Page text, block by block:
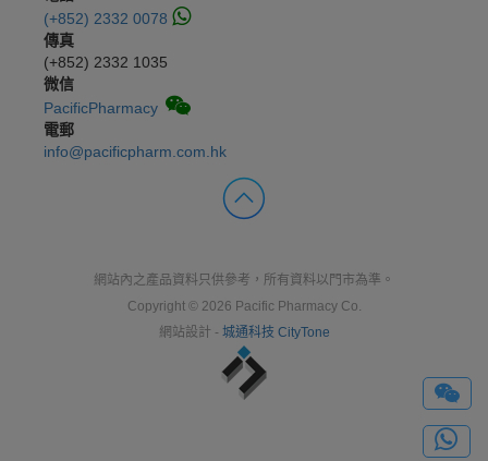
(+852) 2332 0078
傳真
(+852) 2332 1035
微信
PacificPharmacy
電郵
info@pacificpharm.com.hk
網站內之產品資料只供參考，所有資料以門市為準。
Copyright © 2026 Pacific Pharmacy Co.
網站設計 - 城通科技 CityTone